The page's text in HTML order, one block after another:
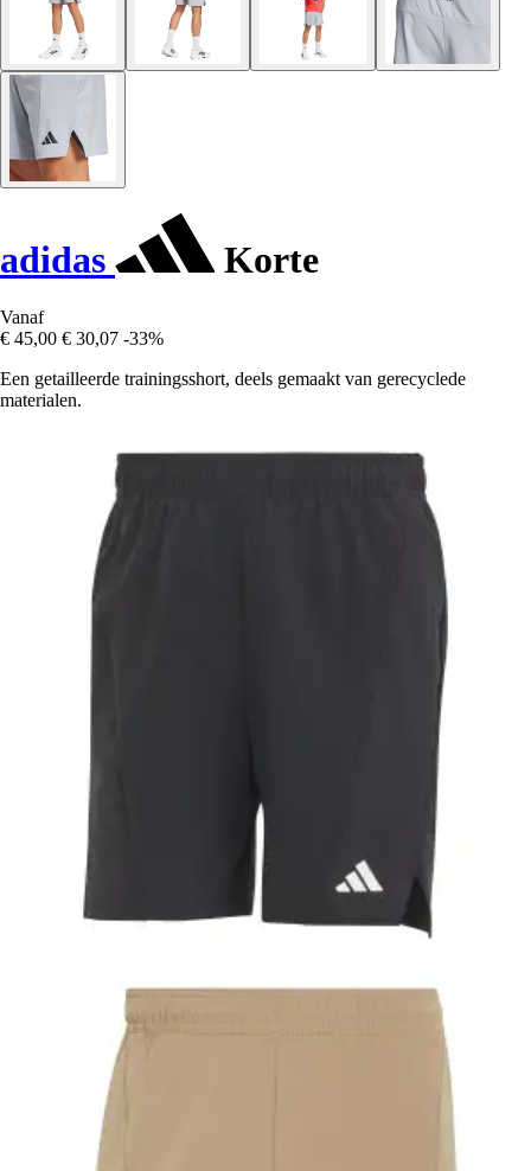
adidas Korte
Vanaf
€ 45,00 € 30,07 -33%
Een getailleerde trainingsshort, deels gemaakt van gerecyclede
materialen.